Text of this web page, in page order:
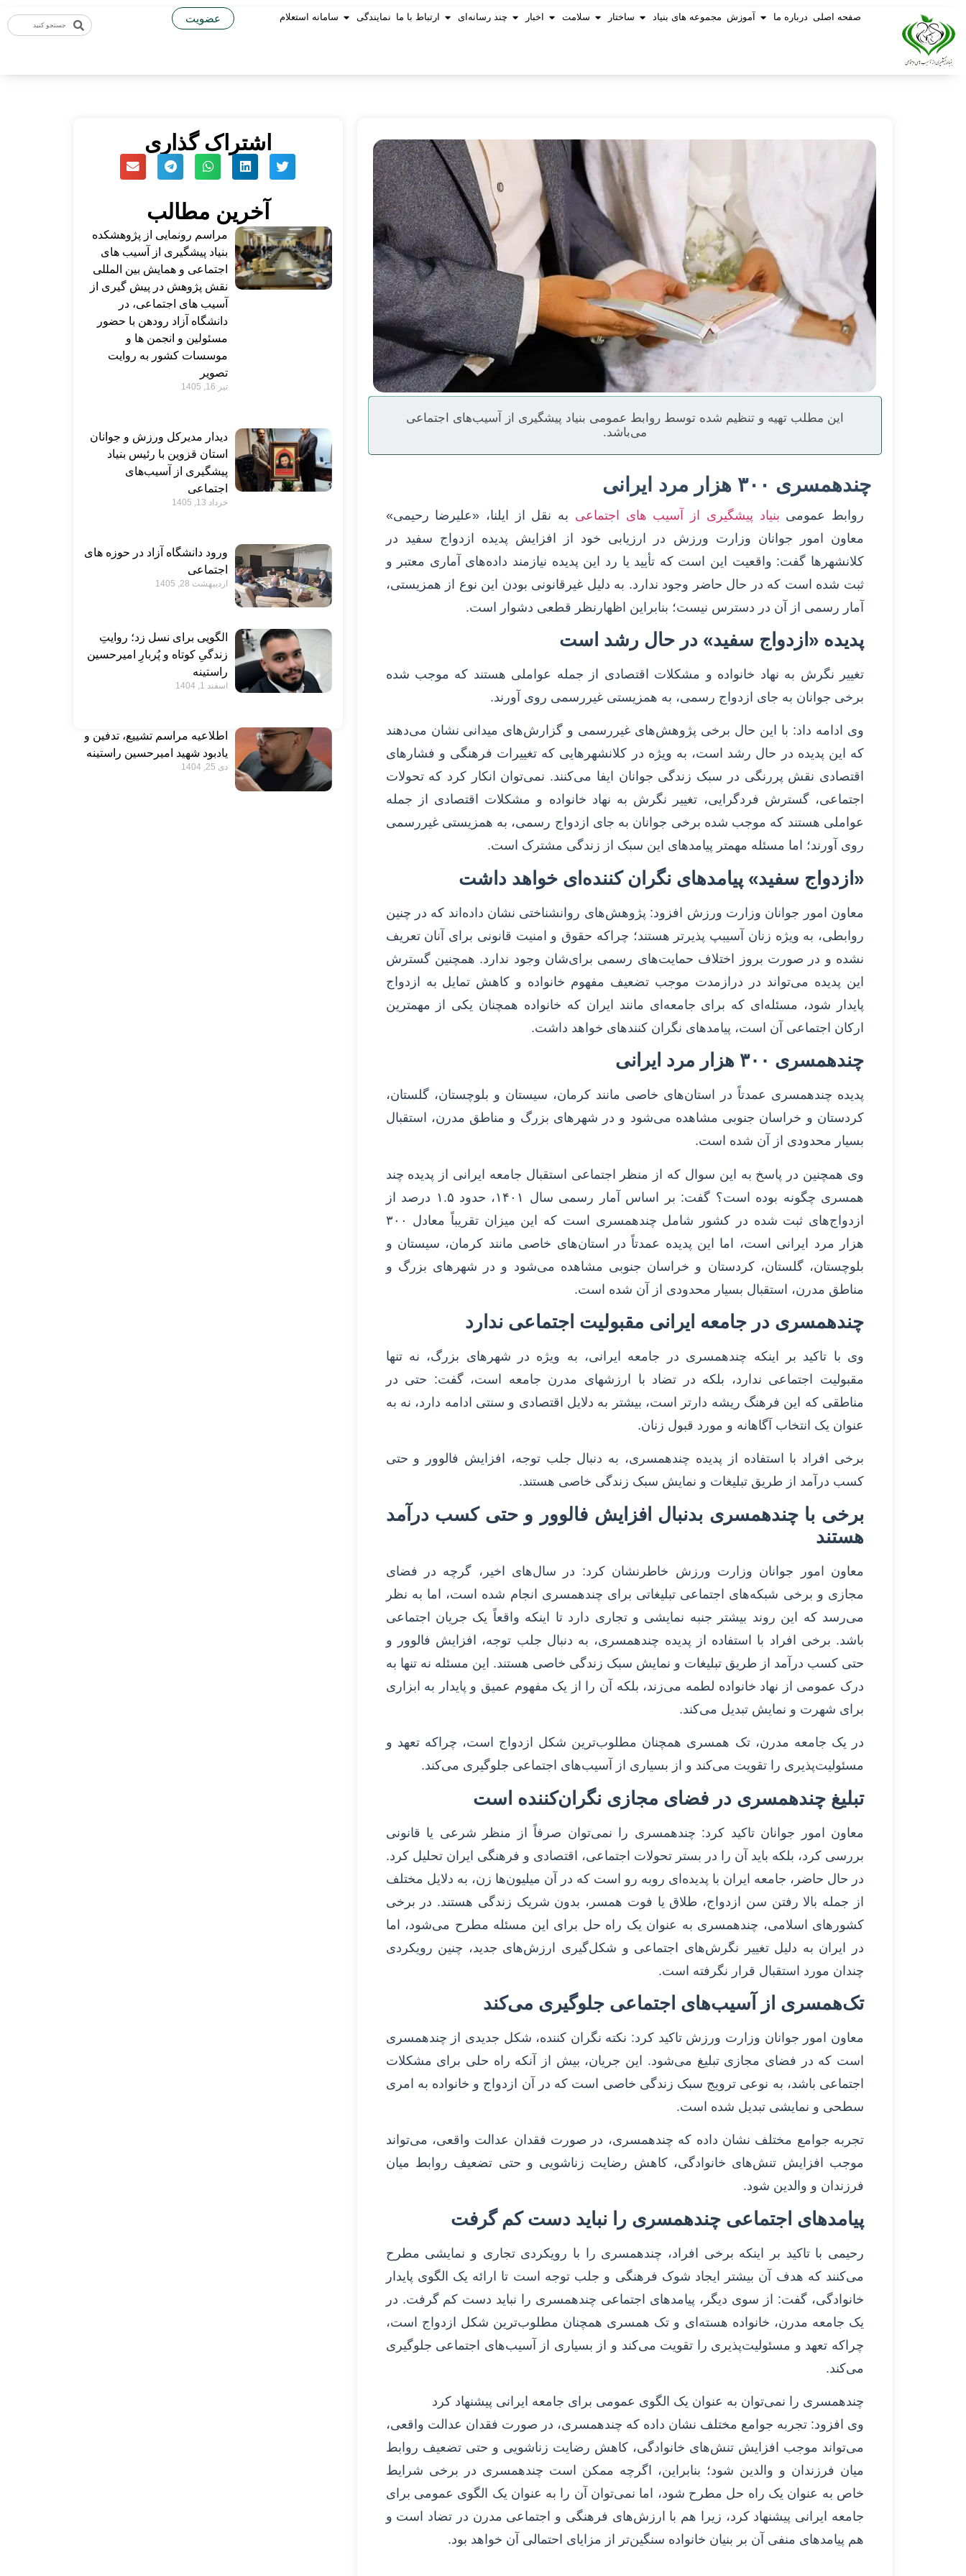
صفحه اصلی درباره ما آموزش مجموعه های بنیاد ساختار سلامت اخبار چند رسانه‌ای ارتباط با ما نمایندگی سامانه استعلام عضویت
این مطلب تهیه و تنظیم شده توسط روابط عمومی بنیاد پیشگیری از آسیب‌های اجتماعی
می‌باشد.
چندهمسری ۳۰۰ هزار مرد ایرانی
روابط عمومی بنیاد پیشگیری از آسیب های اجتماعی به نقل از ایلنا، «علیرضا رحیمی»
معاون امور جوانان وزارت ورزش در ارزیابی خود از افزایش پدیده ازدواج سفید در
کلانشهرها گفت: واقعیت این است که تأیید یا رد این پدیده نیازمند داده‌های آماری معتبر و
ثبت شده است که در حال حاضر وجود ندارد. به دلیل غیرقانونی بودن این نوع از همزیستی،
آمار رسمی از آن در دسترس نیست؛ بنابراین اظهارنظر قطعی دشوار است.
پدیده «ازدواج سفید» در حال رشد است
تغییر نگرش به نهاد خانواده و مشکلات اقتصادی از جمله عواملی هستند که موجب شده
برخی جوانان به جای ازدواج رسمی، به همزیستی غیررسمی روی آورند.
وی ادامه داد: با این حال برخی پژوهش‌های غیررسمی و گزارش‌های میدانی نشان می‌دهند
که این پدیده در حال رشد است، به ویژه در کلانشهرهایی که تغییرات فرهنگی و فشارهای
اقتصادی نقش پررنگی در سبک زندگی جوانان ایفا می‌کنند. نمی‌توان انکار کرد که تحولات
اجتماعی، گسترش فردگرایی، تغییر نگرش به نهاد خانواده و مشکلات اقتصادی از جمله
عواملی هستند که موجب شده برخی جوانان به جای ازدواج رسمی، به همزیستی غیررسمی
روی آورند؛ اما مسئله مهمتر پیامدهای این سبک از زندگی مشترک است.
«ازدواج سفید» پیامدهای نگران کننده‌ای خواهد داشت
معاون امور جوانان وزارت ورزش افزود: پژوهش‌های روانشناختی نشان داده‌اند که در چنین
روابطی، به ویژه زنان آسیبپ پذیرتر هستند؛ چراکه حقوق و امنیت قانونی برای آنان تعریف
نشده و در صورت بروز اختلاف حمایت‌های رسمی برای‌شان وجود ندارد. همچنین گسترش
این پدیده می‌تواند در درازمدت موجب تضعیف مفهوم خانواده و کاهش تمایل به ازدواج
پایدار شود، مسئله‌ای که برای جامعه‌ای مانند ایران که خانواده همچنان یکی از مهمترین
ارکان اجتماعی آن است، پیامدهای نگران کنندهای خواهد داشت.
چندهمسری ۳۰۰ هزار مرد ایرانی
پدیده چندهمسری عمدتاً در استان‌های خاصی مانند کرمان، سیستان و بلوچستان، گلستان،
کردستان و خراسان جنوبی مشاهده می‌شود و در شهرهای بزرگ و مناطق مدرن، استقبال
بسیار محدودی از آن شده است.
وی همچنین در پاسخ به این سوال که از منظر اجتماعی استقبال جامعه ایرانی از پدیده چند
همسری چگونه بوده است؟ گفت: بر اساس آمار رسمی سال ۱۴۰۱، حدود ۱.۵ درصد از
ازدواج‌های ثبت شده در کشور شامل چندهمسری است که این میزان تقریباً معادل ۳۰۰
هزار مرد ایرانی است، اما این پدیده عمدتاً در استان‌های خاصی مانند کرمان، سیستان و
بلوچستان، گلستان، کردستان و خراسان جنوبی مشاهده می‌شود و در شهرهای بزرگ و
مناطق مدرن، استقبال بسیار محدودی از آن شده است.
چندهمسری در جامعه ایرانی مقبولیت اجتماعی ندارد
وی با تاکید بر اینکه چندهمسری در جامعه ایرانی، به ویژه در شهرهای بزرگ، نه تنها
مقبولیت اجتماعی ندارد، بلکه در تضاد با ارزشهای مدرن جامعه است، گفت: حتی در
مناطقی که این فرهنگ ریشه دارتر است، بیشتر به دلایل اقتصادی و سنتی ادامه دارد، نه به
عنوان یک انتخاب آگاهانه و مورد قبول زنان.
برخی افراد با استفاده از پدیده چندهمسری، به دنبال جلب توجه، افزایش فالوور و حتی
کسب درآمد از طریق تبلیغات و نمایش سبک زندگی خاصی هستند.
برخی با چندهمسری بدنبال افزایش فالوور و حتی کسب درآمد
هستند
معاون امور جوانان وزارت ورزش خاطرنشان کرد: در سال‌های اخیر، گرچه در فضای
مجازی و برخی شبکه‌های اجتماعی تبلیغاتی برای چندهمسری انجام شده است، اما به نظر
می‌رسد که این روند بیشتر جنبه نمایشی و تجاری دارد تا اینکه واقعاً یک جریان اجتماعی
باشد. برخی افراد با استفاده از پدیده چندهمسری، به دنبال جلب توجه، افزایش فالوور و
حتی کسب درآمد از طریق تبلیغات و نمایش سبک زندگی خاصی هستند. این مسئله نه تنها به
درک عمومی از نهاد خانواده لطمه می‌زند، بلکه آن را از یک مفهوم عمیق و پایدار به ابزاری
برای شهرت و نمایش تبدیل می‌کند.
در یک جامعه مدرن، تک همسری همچنان مطلوب‌ترین شکل ازدواج است، چراکه تعهد و
مسئولیت‌پذیری را تقویت می‌کند و از بسیاری از آسیب‌های اجتماعی جلوگیری می‌کند.
تبلیغ چندهمسری در فضای مجازی نگران‌کننده است
معاون امور جوانان تاکید کرد: چندهمسری را نمی‌توان صرفاً از منظر شرعی یا قانونی
بررسی کرد، بلکه باید آن را در بستر تحولات اجتماعی، اقتصادی و فرهنگی ایران تحلیل کرد.
در حال حاضر، جامعه ایران با پدیده‌ای روبه رو است که در آن میلیون‌ها زن، به دلایل مختلف
از جمله بالا رفتن سن ازدواج، طلاق یا فوت همسر، بدون شریک زندگی هستند. در برخی
کشورهای اسلامی، چندهمسری به عنوان یک راه حل برای این مسئله مطرح می‌شود، اما
در ایران به دلیل تغییر نگرش‌های اجتماعی و شکل‌گیری ارزش‌های جدید، چنین رویکردی
چندان مورد استقبال قرار نگرفته است.
تک‌همسری از آسیب‌های اجتماعی جلوگیری می‌کند
معاون امور جوانان وزارت ورزش تاکید کرد: نکته نگران کننده، شکل جدیدی از چندهمسری
است که در فضای مجازی تبلیغ می‌شود. این جریان، بیش از آنکه راه حلی برای مشکلات
اجتماعی باشد، به نوعی ترویج سبک زندگی خاصی است که در آن ازدواج و خانواده به امری
سطحی و نمایشی تبدیل شده است.
تجربه جوامع مختلف نشان داده که چندهمسری، در صورت فقدان عدالت واقعی، می‌تواند
موجب افزایش تنش‌های خانوادگی، کاهش رضایت زناشویی و حتی تضعیف روابط میان
فرزندان و والدین شود.
پیامدهای اجتماعی چندهمسری را نباید دست کم گرفت
رحیمی با تاکید بر اینکه برخی افراد، چندهمسری را با رویکردی تجاری و نمایشی مطرح
می‌کنند که هدف آن بیشتر ایجاد شوک فرهنگی و جلب توجه است تا ارائه یک الگوی پایدار
خانوادگی، گفت: از سوی دیگر، پیامدهای اجتماعی چندهمسری را نباید دست کم گرفت. در
یک جامعه مدرن، خانواده هسته‌ای و تک همسری همچنان مطلوب‌ترین شکل ازدواج است،
چراکه تعهد و مسئولیت‌پذیری را تقویت می‌کند و از بسیاری از آسیب‌های اجتماعی جلوگیری
می‌کند.
چندهمسری را نمی‌توان به عنوان یک الگوی عمومی برای جامعه ایرانی پیشنهاد کرد
وی افزود:‌ تجربه جوامع مختلف نشان داده که چندهمسری، در صورت فقدان عدالت واقعی،
می‌تواند موجب افزایش تنش‌های خانوادگی، کاهش رضایت زناشویی و حتی تضعیف روابط
میان فرزندان و والدین شود؛ بنابراین، اگرچه ممکن است چندهمسری در برخی شرایط
خاص به عنوان یک راه حل مطرح شود، اما نمی‌توان آن را به عنوان یک الگوی عمومی برای
جامعه ایرانی پیشنهاد کرد، زیرا هم با ارزش‌های فرهنگی و اجتماعی مدرن در تضاد است و
هم پیامدهای منفی آن بر بنیان خانواده سنگین‌تر از مزایای احتمالی آن خواهد بود.
اشتراک گذاری
آخرین مطالب
مراسم رونمایی از پژوهشکده
بنیاد پیشگیری از آسیب های
اجتماعی و همایش بین المللی
نقش پژوهش در پیش گیری از
آسیب های اجتماعی، در
دانشگاه آزاد رودهن با حضور
مسئولین و انجمن ها و
موسسات کشور به روایت
تصویر
تیر 16, 1405
دیدار مدیرکل ورزش و جوانان
استان قزوین با رئیس بنیاد
پیشگیری از آسیب‌های
اجتماعی
خرداد 13, 1405
ورود دانشگاه آزاد در حوزه های
اجتماعی
اردیبهشت 28, 1405
الگویی برای نسل زد؛ روایتِ
زندگیِ کوتاه و پُربارِ امیرحسین
راستینه
اسفند 1, 1404
اطلاعیه مراسم تشییع، تدفین و
یادبود شهید امیرحسین راستینه
دی 25, 1404